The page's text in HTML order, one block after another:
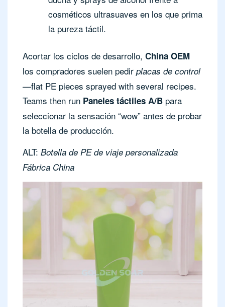
cosméticos ultrasuaves en los que prima
la pureza táctil.
Acortar los ciclos de desarrollo, China OEM
los compradores suelen pedir placas de control
—flat PE pieces sprayed with several recipes.
Teams then run Paneles táctiles A/B para
seleccionar la sensación “wow” antes de probar
la botella de producción.
ALT: Botella de PE de viaje personalizada
Fábrica China